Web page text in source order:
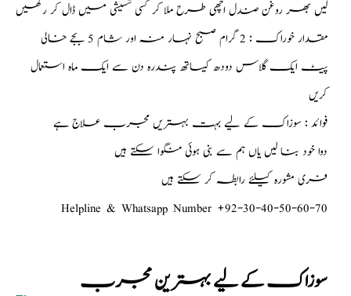
لیں بھر روغن صندل اچھی طرح ملا کر کسی شسیشی میں ڈال کر رکھیں
مقدار خوراک : 2 گرام صبح نہار منہ اور شام 5 بجے خالی
پیٹ ایک گلاس دودھ کیساتھ پندرہ دن سے ایک ماہ استعمال
کریں
فوائد : سوزاک کے لیے بہت بہتریں مجرب علاج ہے
دوا خود بنا لیں یاں ہم سے بنی ہوئی منگوا سکتے ہیں
فری مشورہ کیلئے رابطہ کر سکتے ہیں
Helpline & Whatsapp Number +92-30-40-50-60-70
سوزاک کے لیے بہترین مجرب